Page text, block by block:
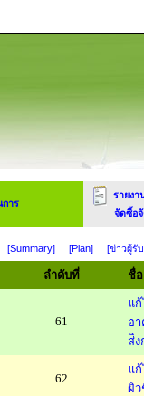
การ
รายงา
จัดซื้อจัด
[Summary] [Plan] [ข่าวผู้รั
ลำดับที่ ชื่อ
61
แ
อ
ส่ิ
62
แ
ผิว